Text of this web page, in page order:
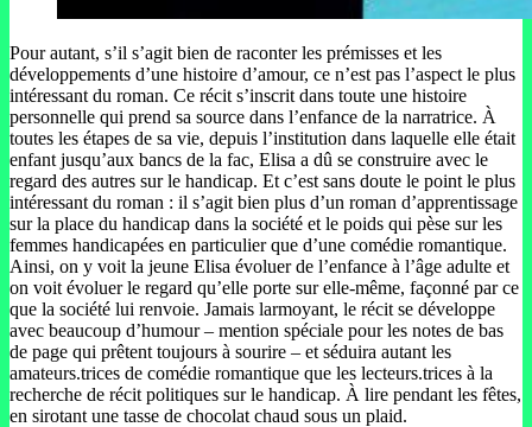
Pour autant, s’il s’agit bien de raconter les prémisses et les
développements d’une histoire d’amour, ce n’est pas l’aspect le plus
intéressant du roman. Ce récit s’inscrit dans toute une histoire
personnelle qui prend sa source dans l’enfance de la narratrice. À
toutes les étapes de sa vie, depuis l’institution dans laquelle elle était
enfant jusqu’aux bancs de la fac, Elisa a dû se construire avec le
regard des autres sur le handicap. Et c’est sans doute le point le plus
intéressant du roman : il s’agit bien plus d’un roman d’apprentissage
sur la place du handicap dans la société et le poids qui pèse sur les
femmes handicapées en particulier que d’une comédie romantique.
Ainsi, on y voit la jeune Elisa évoluer de l’enfance à l’âge adulte et
on voit évoluer le regard qu’elle porte sur elle-même, façonné par ce
que la société lui renvoie. Jamais larmoyant, le récit se développe
avec beaucoup d’humour – mention spéciale pour les notes de bas
de page qui prêtent toujours à sourire – et séduira autant les
amateurs.trices de comédie romantique que les lecteurs.trices à la
recherche de récit politiques sur le handicap. À lire pendant les fêtes,
en sirotant une tasse de chocolat chaud sous un plaid.